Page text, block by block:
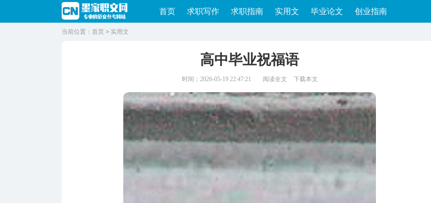
首页 求职写作 求职指南 实用文 毕业论文 创业指南
当前位置： 首页 > 实用文
高中毕业祝福语
时间：2026-05-19 22:47:21 阅读全文 下载本文